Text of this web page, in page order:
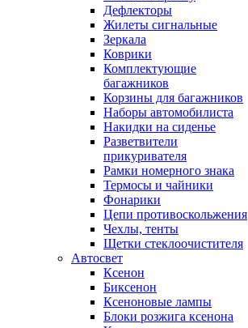
Дефлекторы
Жилеты сигнальные
Зеркала
Коврики
Комплектующие
багажников
Корзины для багажников
Наборы автомобилиста
Накидки на сиденье
Разветвители
прикуривателя
Рамки номерного знака
Термосы и чайники
Фонарики
Цепи противоскольжения
Чехлы, тенты
Щетки стеклоочистителя
Автосвет
Ксенон
Биксенон
Ксеноновые лампы
Блоки розжига ксенона